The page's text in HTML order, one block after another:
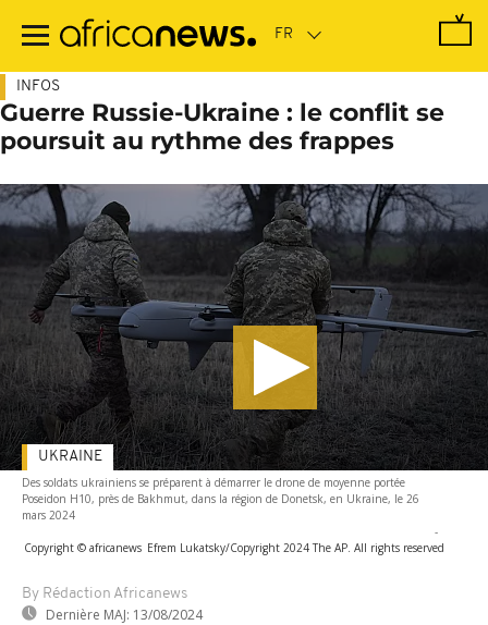
contenu
INFOS
Guerre Russie-Ukraine : le conflit se
poursuit au rythme des frappes
Des soldats ukrainiens se préparent à démarrer le drone de moyenne portée
Poseidon H10, près de Bakhmut, dans la région de Donetsk, en Ukraine, le 26
mars 2024
-
Copyright © africanews Efrem Lukatsky/Copyright 2024 The AP. All rights reserved
By Rédaction Africanews
Dernière MAJ: 13/08/2024
UKRAINE